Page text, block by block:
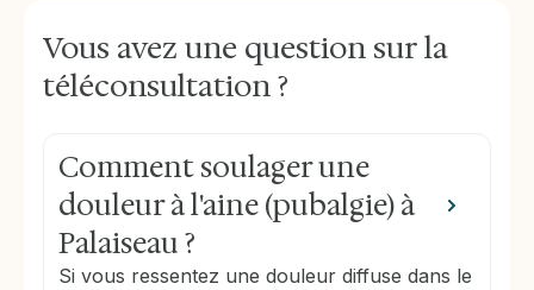
Vous avez une question sur la
téléconsultation ?
Comment soulager une
douleur à l'aine (pubalgie) à
Palaiseau ?
Si vous ressentez une douleur diffuse dans le